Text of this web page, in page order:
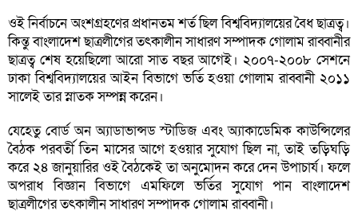
ওই নির্বাচনে অংশগ্রহণের প্রধানতম শর্ত ছিল বিশ্ববিদ্যালয়ের বৈধ ছাত্রত্ব।
কিন্তু বাংলাদেশ ছাত্রলীগের তৎকালীন সাধারণ সম্পাদক গোলাম রাব্বানীর
ছাত্রত্ব শেষ হয়েছিলো আরো সাত বছর আগেই। ২০০৭-২০০৮ সেশনে
ঢাকা বিশ্ববিদ্যালয়ের আইন বিভাগে ভর্তি হওয়া গোলাম রাব্বানী ২০১১
সালেই তার স্নাতক সম্পন্ন করেন।
যেহেতু বোর্ড অন অ্যাডাভান্সড স্টাডিজ এবং অ্যাকাডেমিক কাউন্সিলের
বৈঠক পরবর্তী তিন মাসের আগে হওয়ার সুযোগ ছিল না, তাই তড়িঘড়ি
করে ২৪ জানুয়ারির ওই বৈঠকেই তা অনুমোদন করে দেন উপাচার্য। ফলে
অপরাধ বিজ্ঞান বিভাগে এমফিলে ভর্তির সুযোগ পান বাংলাদেশ
ছাত্রলীগের তৎকালীন সাধারণ সম্পাদক গোলাম রাব্বানী।